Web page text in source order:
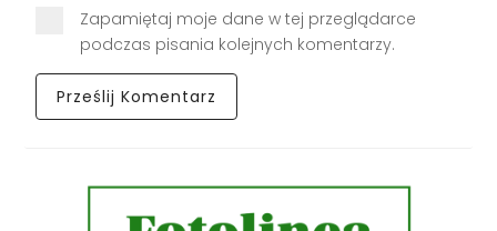
Zapamiętaj moje dane w tej przeglądarce
podczas pisania kolejnych komentarzy.